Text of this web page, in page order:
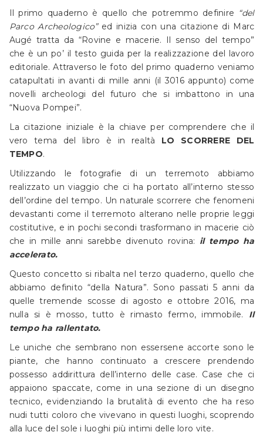
Il primo quaderno è quello che potremmo definire “del
Parco Archeologico”ed inizia con una citazione di Marc
Augé tratta da “Rovine e macerie. Il senso del tempo”
che è un po’ il testo guida per la realizzazione del lavoro
editoriale. Attraverso le foto del primo quaderno veniamo
catapultati in avanti di mille anni (il 3016 appunto) come
novelli archeologi del futuro che si imbattono in una
“Nuova Pompei”.
La citazione iniziale è la chiave per comprendere che il
vero tema del libro è in realtà LO SCORRERE DEL
TEMPO.
Utilizzando le fotografie di un terremoto abbiamo
realizzato un viaggio che ci ha portato all’interno stesso
dell’ordine del tempo. Un naturale scorrere che fenomeni
devastanti come il terremoto alterano nelle proprie leggi
costitutive, e in pochi secondi trasformano in macerie ciò
che in mille anni sarebbe divenuto rovina: il tempo ha
accelerato.
Questo concetto si ribalta nel terzo quaderno, quello che
abbiamo definito “della Natura”. Sono passati 5 anni da
quelle tremende scosse di agosto e ottobre 2016, ma
nulla si è mosso, tutto è rimasto fermo, immobile. Il
tempo ha rallentato.
Le uniche che sembrano non essersene accorte sono le
piante, che hanno continuato a crescere prendendo
possesso addirittura dell’interno delle case. Case che ci
appaiono spaccate, come in una sezione di un disegno
tecnico, evidenziando la brutalità di evento che ha reso
nudi tutti coloro che vivevano in questi luoghi, scoprendo
alla luce del sole i luoghi più intimi delle loro vite.